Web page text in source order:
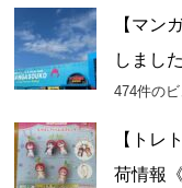
【マン
しまし
474件の
【トレ
荷情報